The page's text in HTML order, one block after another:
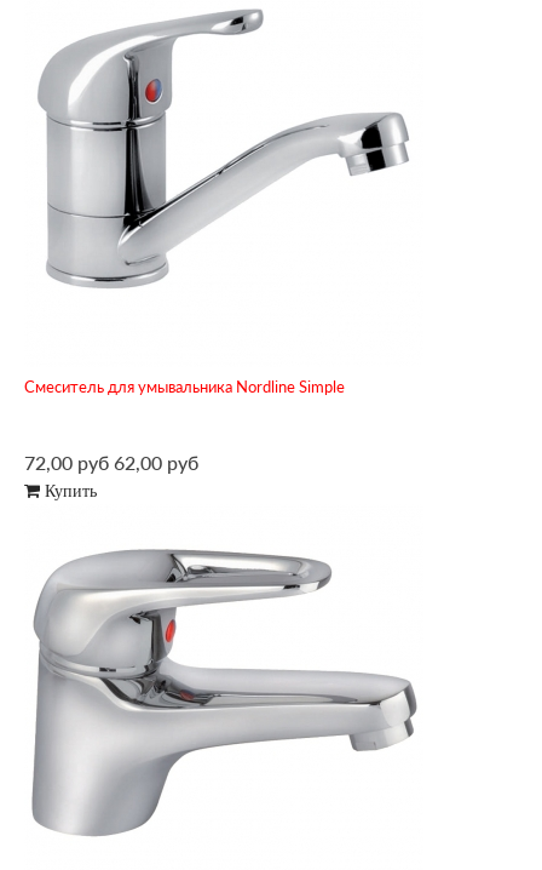
Смеситель для умывальника Nordline Simple
72,00 руб 62,00 руб
Купить